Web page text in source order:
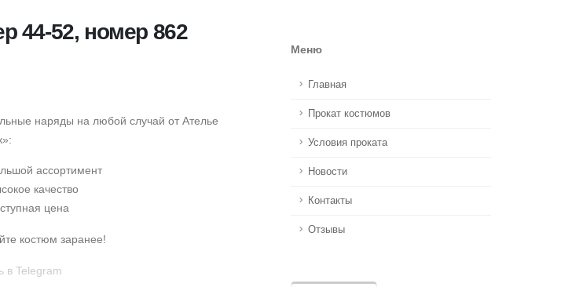
Меню
Главная
Прокат костюмов
Условия проката
Новости
Контакты
Отзывы
44-52, номер 862
наряды на любой случай от Ателье
ассортимент
качество
цена
костюм заранее!
в Telegram